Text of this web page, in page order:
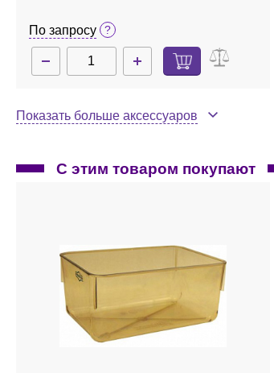
По запросу
Нет в наличии
Показать больше аксессуаров
С этим товаром покупают